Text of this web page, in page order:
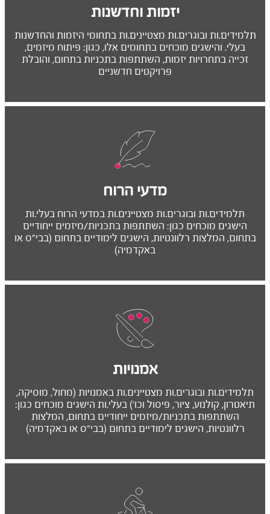
יזמות וחדשנות
תלמידים.ות ובוגרים.ות מצטיינים.ות בתחומי היזמות והחדשנות
בעלי. והישגים מוכחים בתחומים אלו, כגון: פיתוח מיזמים,
זכייה בתחרויות יזמות, השתתפות בתכניות בתחום, והובלת
פרויקטים חדשניים
מדעי הרוח
תלמידים.ות ובוגרים.ות מצטיינים.ות במדעי הרוח בעלי.ות
הישגים מוכחים כגון: השתתפות בתכניות/מיזמים ייחודיים
בתחום, המלצות רלוונטיות, הישגים לימודיים בתחום (בבי"ס או
באקדמיה)
אמנויות
תלמידים.ות ובוגרים.ות מצטיינים.ות באמנויות (מחול, מוסיקה,
תיאטרון, קולנוע, ציור, פיסול וכו') בעלי.ות הישגים מוכחים כגון:
השתתפות בתכניות/מיזמים ייחודיים בתחום, המלצות
רלוונטיות, הישגים לימודיים בתחום (בבי"ס או באקדמיה)